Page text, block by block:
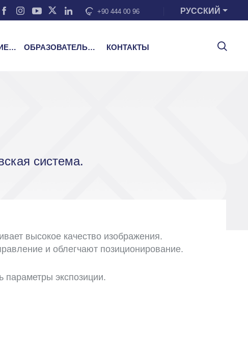
+90 444 00 96 РУССКИЙ
ОБРАЗОВАТЕЛЬНЫЕ УСЛУГИ КОНТАКТЫ
система.
высокое качество изображения.
и облегчают позиционирование.
параметры экспозиции.